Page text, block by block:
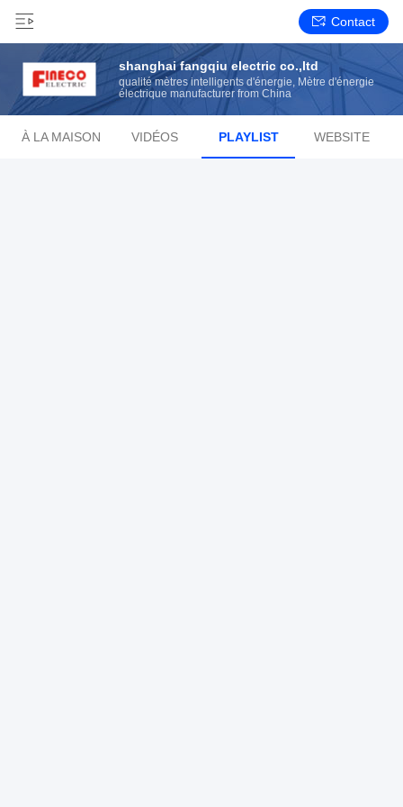
Contact
shanghai fangqiu electric co.,ltd
qualité mètres intelligents d'énergie, Mètre d'énergie
électrique manufacturer from China
À LA MAISON VIDÉOS PLAYLIST WEBSITE